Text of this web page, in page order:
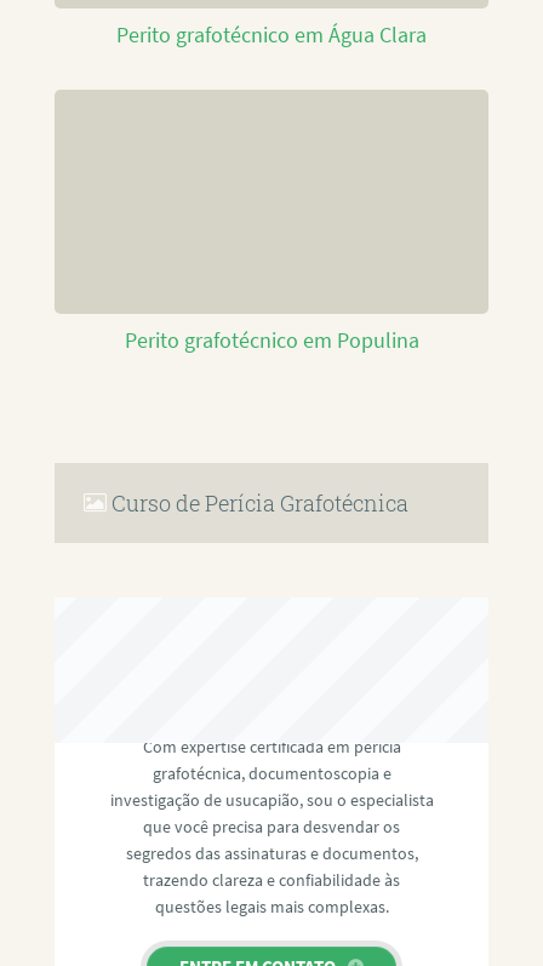
Perito grafotécnico em Água Clara
Perito grafotécnico em Populina
Curso de Perícia Grafotécnica
Com expertise certificada em perícia
grafotécnica, documentoscopia e
investigação de usucapião, sou o especialista
que você precisa para desvendar os
segredos das assinaturas e documentos,
trazendo clareza e confiabilidade às
questões legais mais complexas.